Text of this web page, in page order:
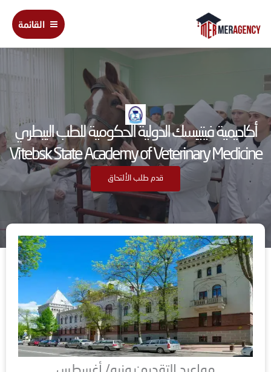
المحتوى
Main
Menu
القائمة
أكاديمية فيتيبسك الدولية الحكومية للطب البيطري
Vitebsk State Academy of Veterinary Medicine
قدم طلب الألتحاق